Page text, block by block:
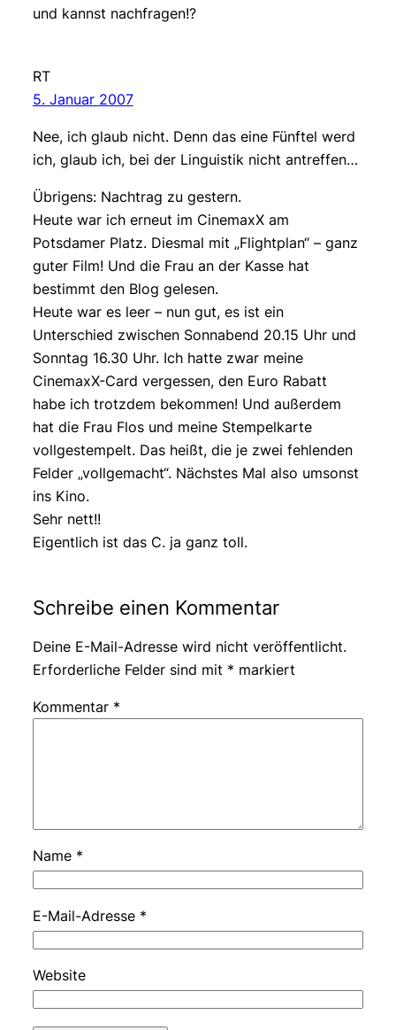
und kannst nachfragen!?
RT
5. Januar 2007
Nee, ich glaub nicht. Denn das eine Fünftel werd
ich, glaub ich, bei der Linguistik nicht antreffen…
Übrigens: Nachtrag zu gestern.
Heute war ich erneut im CinemaxX am
Potsdamer Platz. Diesmal mit „Flightplan“ – ganz
guter Film! Und die Frau an der Kasse hat
bestimmt den Blog gelesen.
Heute war es leer – nun gut, es ist ein
Unterschied zwischen Sonnabend 20.15 Uhr und
Sonntag 16.30 Uhr. Ich hatte zwar meine
CinemaxX-Card vergessen, den Euro Rabatt
habe ich trotzdem bekommen! Und außerdem
hat die Frau Flos und meine Stempelkarte
vollgestempelt. Das heißt, die je zwei fehlenden
Felder „vollgemacht“. Nächstes Mal also umsonst
ins Kino.
Sehr nett!!
Eigentlich ist das C. ja ganz toll.
Schreibe einen Kommentar
Deine E-Mail-Adresse wird nicht veröffentlicht.
Erforderliche Felder sind mit * markiert
Kommentar *
Name *
E-Mail-Adresse *
Website